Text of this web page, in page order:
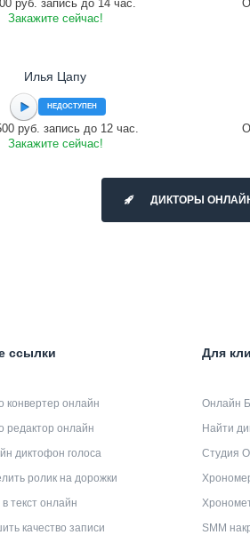
руб. запись до 14 час.
Закажите сейчас!
Илья Цапу
НЕДОСТУПЕН
руб. запись до 12 час.
Закажите сейчас!
ДИКТОРЫ
ссылки
конвертер онлайн
редактор онлайн
диктофон голоса
ролик на дорожки
в текст онлайн
качество записи
Для
Онлайн
Найти
Студия
SMM